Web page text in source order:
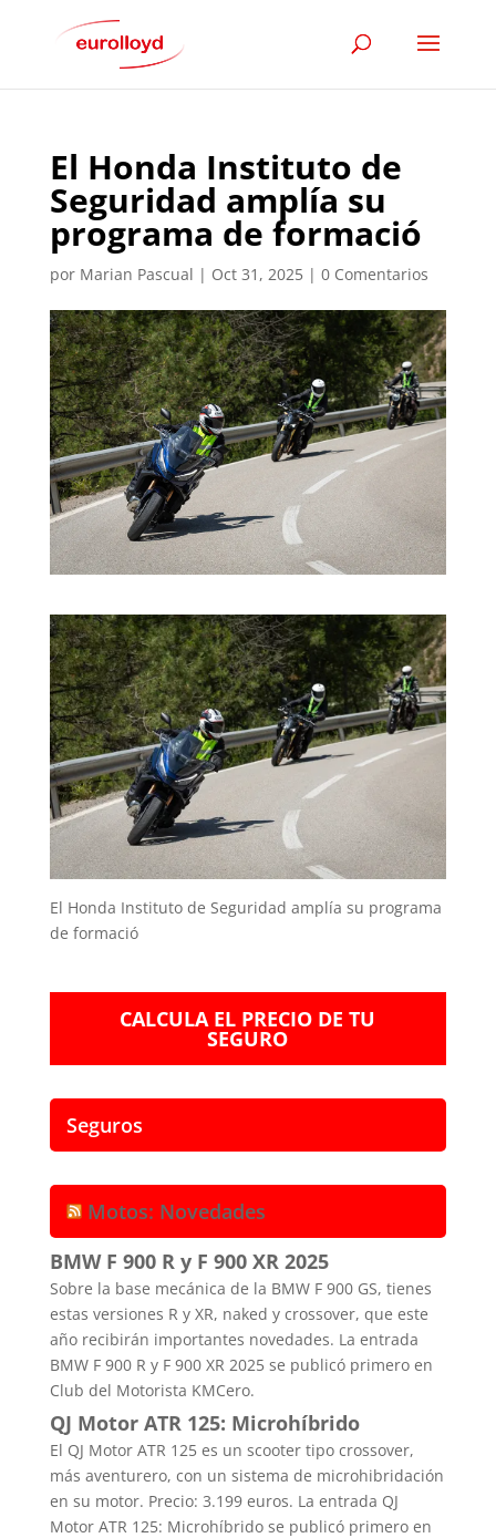
El Honda Instituto de
Seguridad amplía su
programa de formació
por Marian Pascual | Oct 31, 2025| 0 Comentarios
El Honda Instituto de Seguridad amplía su programa
de formació
CALCULA EL PRECIO DE TU
SEGURO
Seguros
Motos: Novedades
BMW F 900 R y F 900 XR 2025
Sobre la base mecánica de la BMW F 900 GS, tienes
estas versiones R y XR, naked y crossover, que este
año recibirán importantes novedades. La entrada
BMW F 900 R y F 900 XR 2025 se publicó primero en
Club del Motorista KMCero.
QJ Motor ATR 125: Microhíbrido
El QJ Motor ATR 125 es un scooter tipo crossover,
más aventurero, con un sistema de microhibridación
en su motor. Precio: 3.199 euros. La entrada QJ
Motor ATR 125: Microhíbrido se publicó primero en